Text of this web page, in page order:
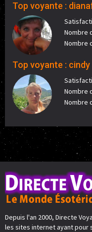
Top voyante :
Nombre
Nombre
Top voyante : cindy
Nombre
Nombre
Depuis l'an 2000, Directe
les sites internet ayant pour